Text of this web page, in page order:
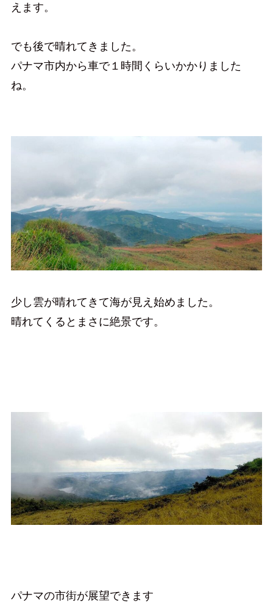
えます。
でも後で晴れてきました。
パナマ市内から車で１時間くらいかかりました
ね。
少し雲が晴れてきて海が見え始めました。
晴れてくるとまさに絶景です。
パナマの市街が展望できます